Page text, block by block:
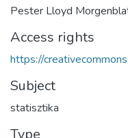
Pester Lloyd
Access rights
https://
Subject
statisztika
Type